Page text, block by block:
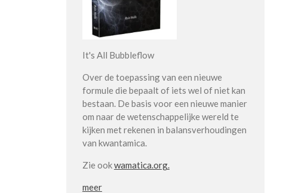
It's All Bubbleflow
Over de toepassing van een nieuwe
formule die bepaalt of iets wel of niet kan
bestaan. De basis voor een nieuwe manier
om naar de wetenschappelijke wereld te
kijken met rekenen in balansverhoudingen
van kwantamica.
Zie ookwamatica.org.
meer